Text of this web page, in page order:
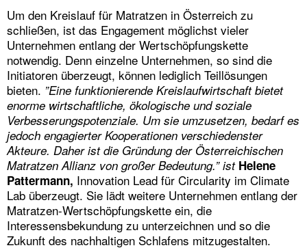
Um den Kreislauf für Matratzen in Österreich zu
schließen, ist das Engagement möglichst vieler
Unternehmen entlang der Wertschöpfungskette
notwendig. Denn einzelne Unternehmen, so sind die
Initiatoren überzeugt, können lediglich Teillösungen
bieten. ”Eine funktionierende Kreislaufwirtschaft bietet
enorme wirtschaftliche, ökologische und soziale
Verbesserungspotenziale. Um sie umzusetzen, bedarf es
jedoch engagierter Kooperationen verschiedenster
Akteure. Daher ist die Gründung der Österreichischen
Matratzen Allianz von großer Bedeutung.” ist Helene
Pattermann, Innovation Lead für Circularity im Climate
Lab überzeugt. Sie lädt weitere Unternehmen entlang der
Matratzen-Wertschöpfungskette ein, die
Interessensbekundung zu unterzeichnen und so die
Zukunft des nachhaltigen Schlafens mitzugestalten.